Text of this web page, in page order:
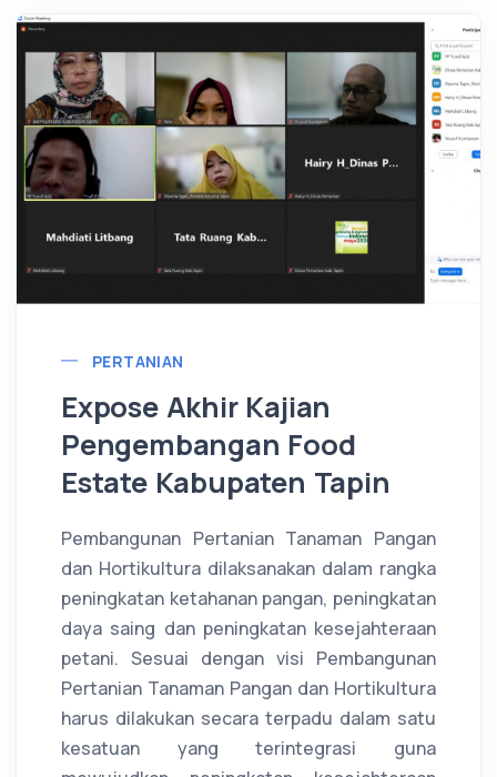
PERTANIAN
Expose Akhir Kajian
Pengembangan Food
Estate Kabupaten Tapin
Pembangunan Pertanian Tanaman Pangan
dan Hortikultura dilaksanakan dalam rangka
peningkatan ketahanan pangan, peningkatan
daya saing dan peningkatan kesejahteraan
petani. Sesuai dengan visi Pembangunan
Pertanian Tanaman Pangan dan Hortikultura
harus dilakukan secara terpadu dalam satu
kesatuan yang terintegrasi guna